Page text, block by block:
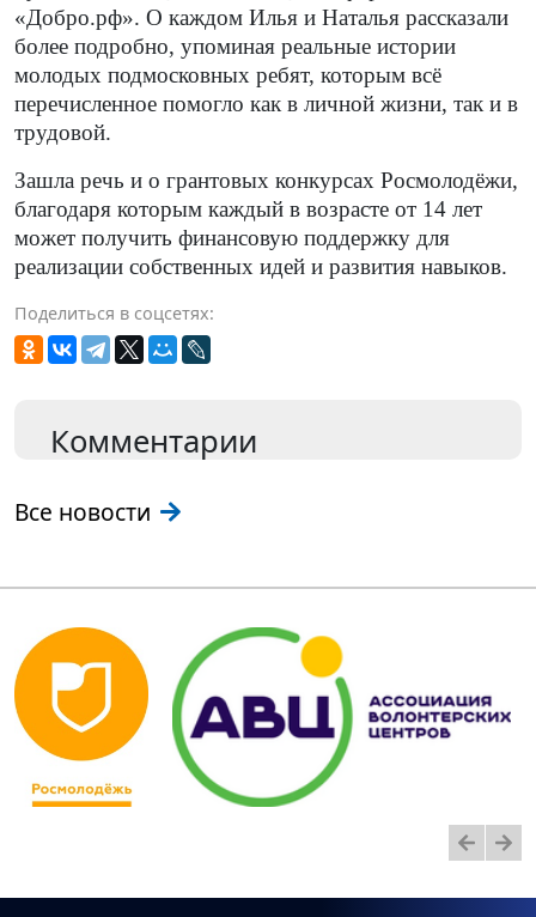
«Добро.рф». О каждом Илья и Наталья рассказали
более подробно, упоминая реальные истории
молодых подмосковных ребят, которым всё
перечисленное помогло как в личной жизни, так и в
трудовой.
Зашла речь и о грантовых конкурсах Росмолодёжи,
благодаря которым каждый в возрасте от 14 лет
может получить финансовую поддержку для
реализации собственных идей и развития навыков.
Поделиться в соцсетях:
Комментарии
Все новости